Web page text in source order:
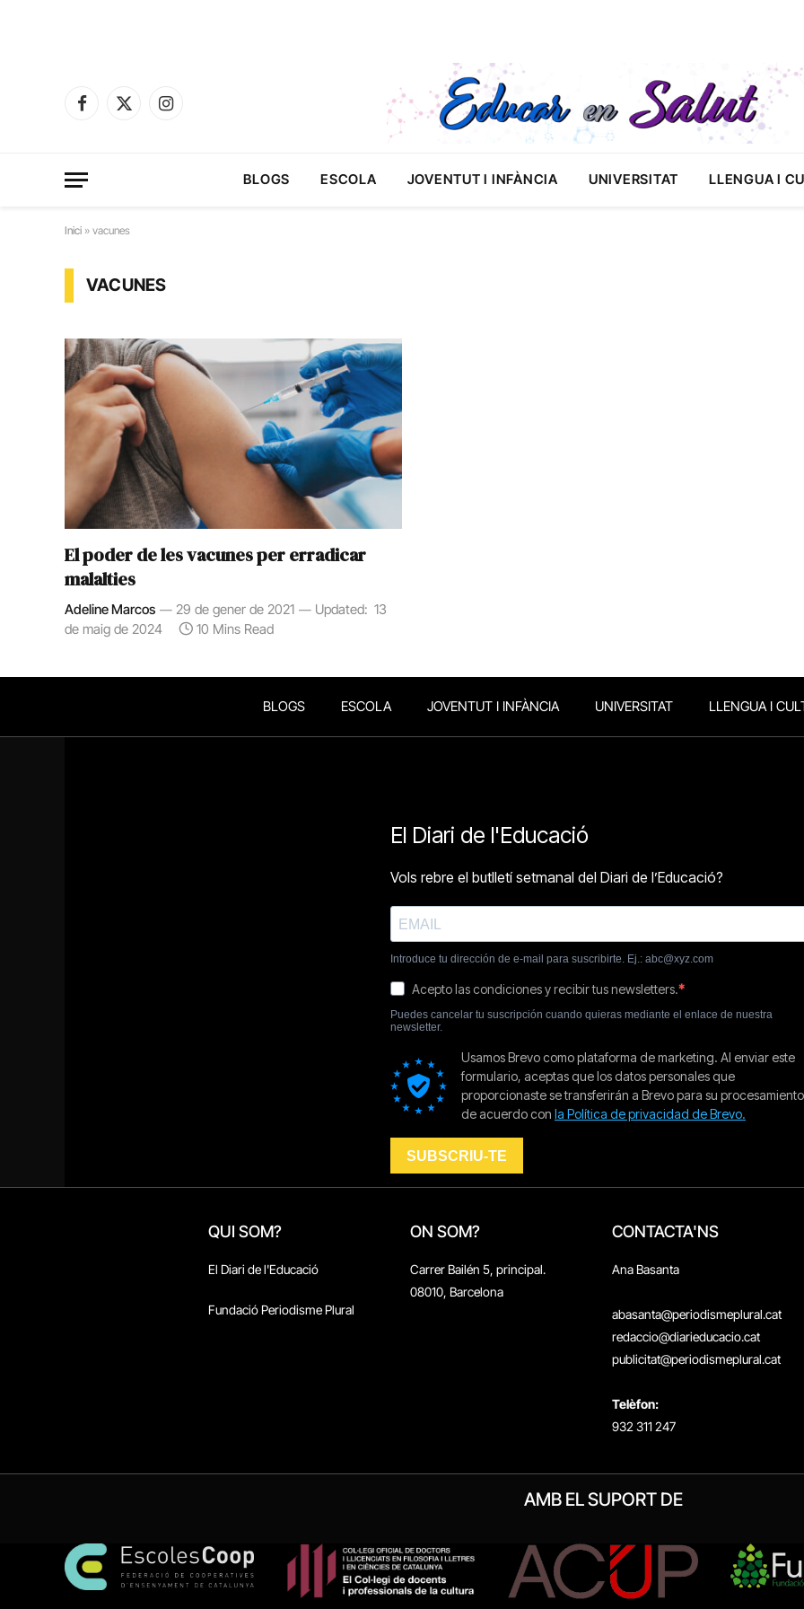
Facebook
X
Instagram
BLOGS ESCOLA JOVENTUT I INFÀNCIA UNIVERSITAT LLENGUA I
Inici » vacunes
VACUNES
El poder de les vacunes per erradicar
malalties
Adeline Marcos 29 de gener de 2021 Updated: 13
de maig de 2024
10 Mins Read
BLOGS ESCOLA JOVENTUT I INFÀNCIA UNIVERSITAT LLENGUA I
QUI SOM?
El Diari de l'Educació
Fundació Periodisme Plural
ON SOM?
Carrer Bailén 5, principal.
08010, Barcelona
CONTACTA'NS
Ana Basanta
abasanta@periodismeplural.cat
redaccio@diarieducacio.cat
publicitat@periodismeplural.cat
Telèfon:
932 311 247
AMB EL SUPORT DE